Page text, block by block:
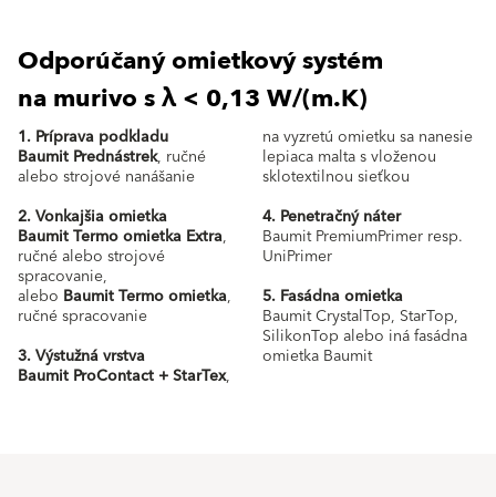
Odporúčaný omietkový systém
na murivo s λ < 0,13 W/(m.K)
1. Príprava podkladu
Baumit Prednástrek, ručné
alebo strojové nanášanie
2. Vonkajšia omietka
Baumit Termo omietka Extra,
ručné alebo strojové
spracovanie,
alebo Baumit Termo omietka,
ručné spracovanie
3. Výstužná vrstva
Baumit ProContact + StarTex,
na vyzretú omietku sa nanesie
lepiaca malta s vloženou
sklotextilnou sieťkou
4. Penetračný náter
Baumit PremiumPrimer resp.
UniPrimer
5. Fasádna omietka
Baumit CrystalTop, StarTop,
SilikonTop alebo iná fasádna
omietka Baumit